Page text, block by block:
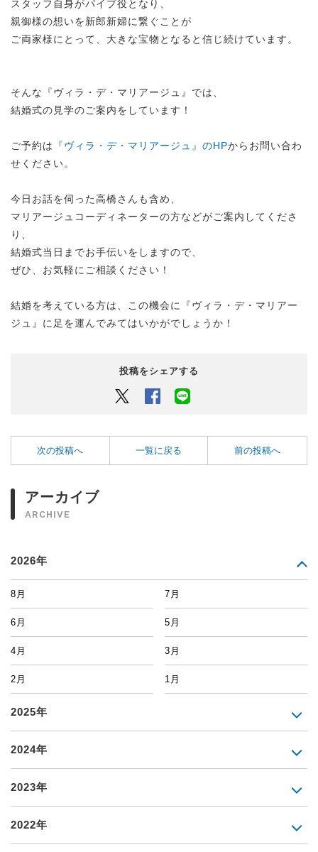
スタッフ自身がパイプ役となり、
親御様の想いを新郎新婦に繋ぐことが
ご両家様にとって、大きな宝物となると信じ続けています。
そんな『ヴィラ・デ・マリアージュ』では、
結婚式の見学のご案内をしています！
ご予約は 『ヴィラ・デ・マリアージュ』のHPからお問い合わ
せください。
今日お話を伺った高橋さんも含め、
マリアージュコーディネーターの方などがご案内してくださ
り、
結婚式当日までお手伝いをしますので、
ぜひ、お気軽にご相談ください！
結婚を考えている方は、この機会に『ヴィラ・デ・マリアー
ジュ』に足を運んでみてはいかがでしょうか！
投稿をシェアする
Twitter Facebook
次の投稿へ 一覧に戻る 前の投稿へ
アーカイブ
ARCHIVE
2026年
8月 7月
6月 5月
4月 3月
2月 1月
2025年
2024年
2023年
2022年